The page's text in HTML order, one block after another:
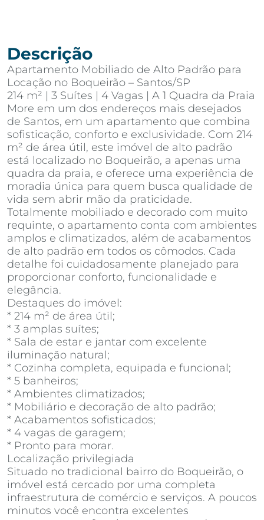
Descrição
Apartamento Mobiliado de Alto Padrão para
Locação no Boqueirão – Santos/SP
214 m² | 3 Suítes | 4 Vagas | A 1 Quadra da Praia
More em um dos endereços mais desejados
de Santos, em um apartamento que combina
sofisticação, conforto e exclusividade. Com 214
m² de área útil, este imóvel de alto padrão
está localizado no Boqueirão, a apenas uma
quadra da praia, e oferece uma experiência de
moradia única para quem busca qualidade de
vida sem abrir mão da praticidade.
Totalmente mobiliado e decorado com muito
requinte, o apartamento conta com ambientes
amplos e climatizados, além de acabamentos
de alto padrão em todos os cômodos. Cada
detalhe foi cuidadosamente planejado para
proporcionar conforto, funcionalidade e
elegância.
Destaques do imóvel:
* 214 m² de área útil;
* 3 amplas suítes;
* Sala de estar e jantar com excelente
iluminação natural;
* Cozinha completa, equipada e funcional;
* 5 banheiros;
* Ambientes climatizados;
* Mobiliário e decoração de alto padrão;
* Acabamentos sofisticados;
* 4 vagas de garagem;
* Pronto para morar.
Localização privilegiada
Situado no tradicional bairro do Boqueirão, o
imóvel está cercado por uma completa
infraestrutura de comércio e serviços. A poucos
minutos você encontra excelentes